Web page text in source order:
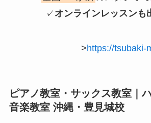
✓オンラインレッスン
>https://tsubaki-
ピアノ教室・サックス教室｜
音楽教室 沖縄・豊見城校